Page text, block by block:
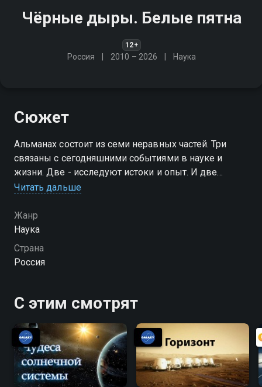
Чёрные дыры. Белые пятна
12+
Россия 2010 – 2026 Наука
Сюжет
Альманах состоит из семи неравных частей. Три
связаны с сегодняшними событиями в науке и
жизни. Две - исследуют истоки и опыт. И две
устремлены в равной степени к прошлому и к
Читать дальше
Жанр
Наука
Страна
Россия
С этим смотрят